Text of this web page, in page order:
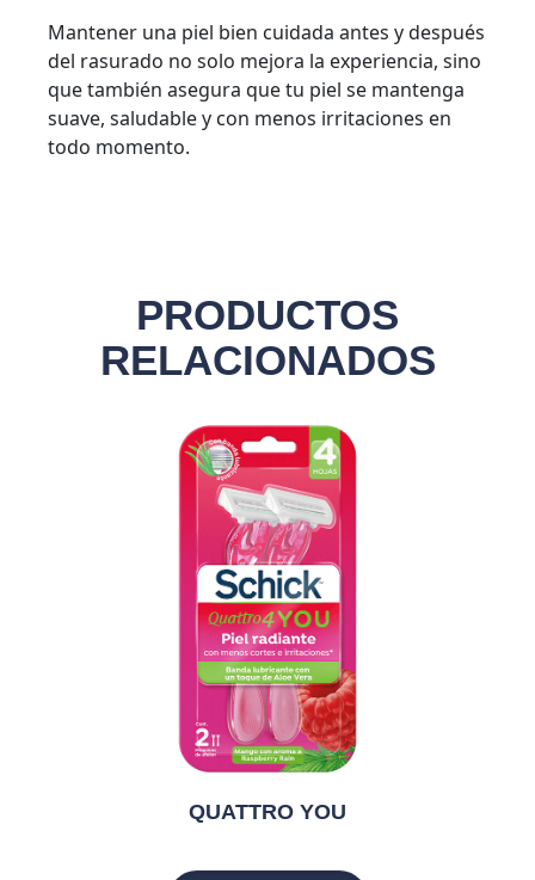
Mantener una piel bien cuidada antes y después
del rasurado no solo mejora la experiencia, sino
que también asegura que tu piel se mantenga
suave, saludable y con menos irritaciones en
todo momento.
PRODUCTOS
RELACIONADOS
QUATTRO YOU